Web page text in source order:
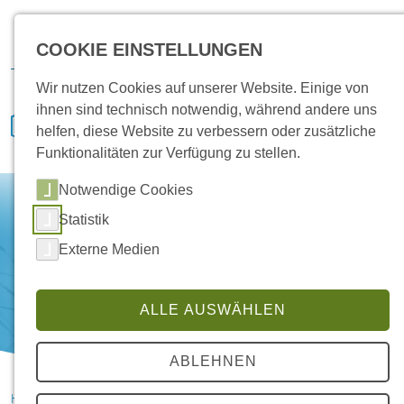
Downloads
HANSA Klimasysteme im Saterland
News
COOKIE EINSTELLUNGEN
Wir nutzen Cookies auf unserer Website. Einige von
ihnen sind technisch notwendig, während andere uns
helfen, diese Website zu verbessern oder zusätzliche
Funktionalitäten zur Verfügung zu stellen.
Notwendige Cookies
Statistik
Externe Medien
ALLE AUSWÄHLEN
ABLEHNEN